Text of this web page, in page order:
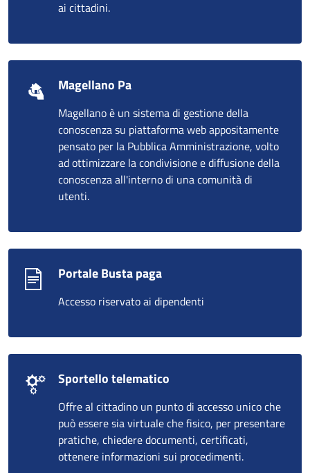
ai cittadini.
Magellano Pa
Magellano è un sistema di gestione della
conoscenza su piattaforma web appositamente
pensato per la Pubblica Amministrazione, volto
ad ottimizzare la condivisione e diffusione della
conoscenza all'interno di una comunità di
utenti.
Portale Busta paga
Accesso riservato ai dipendenti
Sportello telematico
Offre al cittadino un punto di accesso unico che
può essere sia virtuale che fisico, per presentare
pratiche, chiedere documenti, certificati,
ottenere informazioni sui procedimenti.